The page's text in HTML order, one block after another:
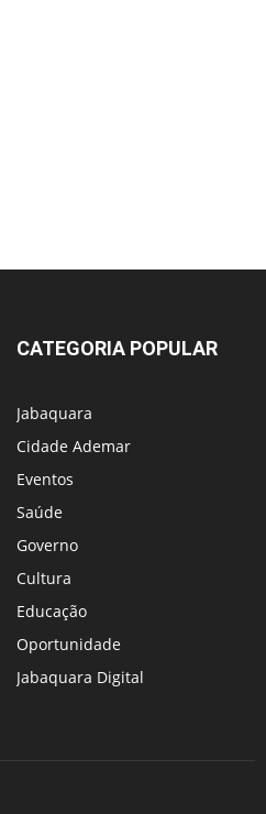
CATEGORIA POPULAR
Jabaquara
Cidade Ademar
Eventos
Saúde
Governo
Cultura
Educação
Oportunidade
Jabaquara Digital